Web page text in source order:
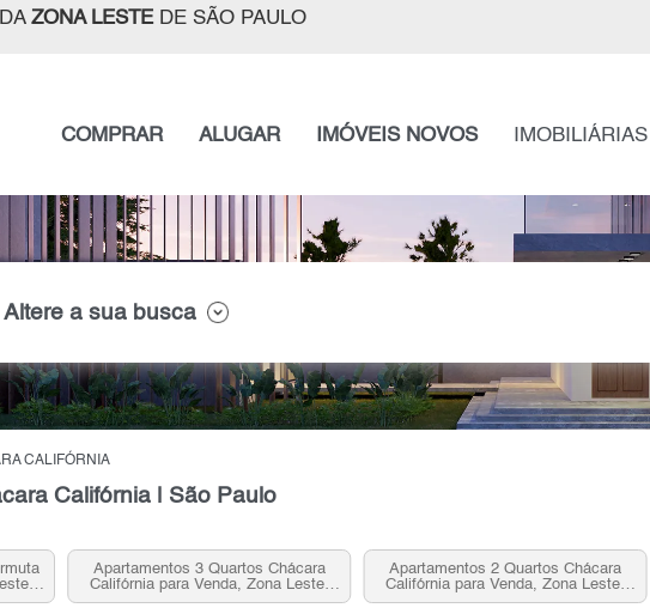
ZONA LESTEDE SÃO PAULO
COMPRAR ALUGAR IMÓVEIS NOVOS IMOBILIÁRIAS
Altere a sua busca
CALIFÓRNIA
Califórnia | São Paulo
Apartamentos 3 Quartos Chácara
Califórnia para Venda, Zona Leste,
SP
Apartamentos 2 Quartos Chácara
Califórnia para Venda, Zona Leste,
SP